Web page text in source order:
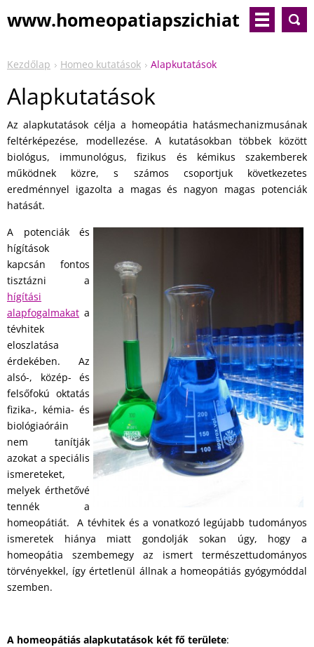
www.homeopatiapszichiat
Kezdőlap Homeo kutatások Alapkutatások
Alapkutatások
Az alapkutatások célja a homeopátia hatásmechanizmusának
feltérképezése, modellezése. A kutatásokban többek között
biológus, immunológus, fizikus és kémikus szakemberek
működnek közre, s számos csoportjuk következetes
eredménnyel igazolta a magas és nagyon magas potenciák
hatását.
A potenciák és
hígítások
kapcsán fontos
tisztázni a
hígítási
alapfogalmakat a
tévhitek
eloszlatása
érdekében. Az
alsó-, közép- és
felsőfokú oktatás
fizika-, kémia- és
biológiaóráin
nem tanítják
azokat a speciális
ismereteket,
melyek érthetővé
tennék a
homeopátiát. A tévhitek és a vonatkozó legújabb tudományos
ismeretek hiánya miatt gondolják sokan úgy, hogy a
homeopátia szembemegy az ismert természettudományos
törvényekkel, így értetlenül állnak a homeopátiás gyógymóddal
szemben.
A homeopátiás alapkutatások két fő területe: